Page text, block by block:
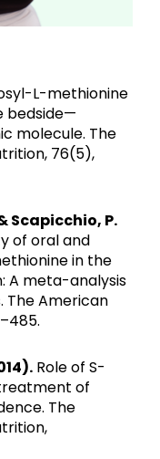
L-methionine
bedside—
molecule. The
76(5),
Scapicchio, P.
of oral and
in the
A meta-analysis
The American
Role of S-
of
The